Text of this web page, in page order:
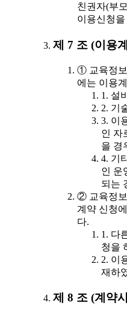
친권자(부
이용신청
제 7 조 (이용
① 교육정보
에는 이용
1. 설
2. 기
3. 이
인 자
을 경
4. 기
인 운
되는
② 교육정보
계약 신청
다.
1. 다
청을
2. 이
재하
제 8 조 (계약